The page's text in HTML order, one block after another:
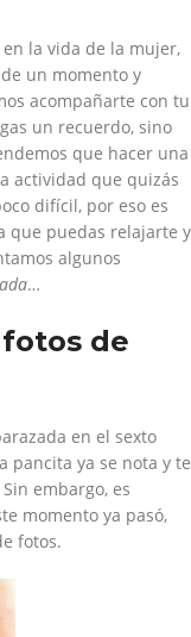
la vida de la mujer,
un momento y
acompañarte con tu
un recuerdo, sino
que hacer una
actividad que quizás
difícil, por eso es
que puedas relajarte y
algunos
…
de
en el sexto
pancita ya se nota y te
embargo, es
momento ya pasó,
fotos.